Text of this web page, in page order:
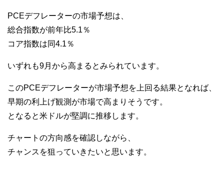
PCEデフレーターの市場予想は、
総合指数が前年比5.1％
コア指数は同4.1％
いずれも9月から高まるとみられています。
このPCEデフレーターが市場予想を上回る結果となれば、
早期の利上げ観測が市場で高まりそうです。
となると米ドルが堅調に推移します。
チャートの方向感を確認しながら、
チャンスを狙っていきたいと思います。